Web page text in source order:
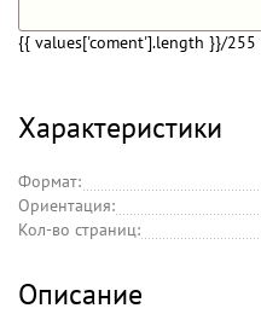
{{ values['coment'].length }}/255
Характеристики
Формат:
Ориентация:
Кол-во страниц:
Описание